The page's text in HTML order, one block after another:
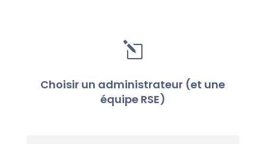
l
Choisir un administrateur (et une
équipe RSE)